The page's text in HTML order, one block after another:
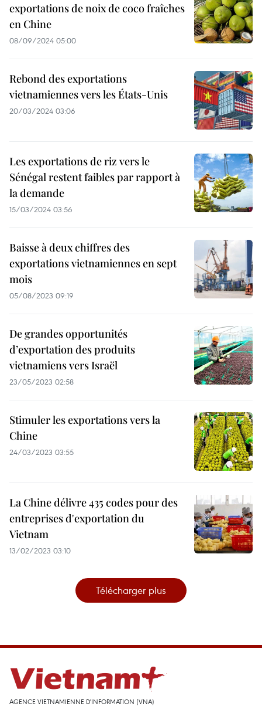
exportations de noix de coco fraîches
en Chine
08/09/2024 05:00
Rebond des exportations
vietnamiennes vers les États-Unis
20/03/2024 03:06
Les exportations de riz vers le
Sénégal restent faibles par rapport à
la demande
15/03/2024 03:56
Baisse à deux chiffres des
exportations vietnamiennes en sept
mois
05/08/2023 09:19
De grandes opportunités
d’exportation des produits
vietnamiens vers Israël
23/05/2023 02:58
Stimuler les exportations vers la
Chine
24/03/2023 03:55
La Chine délivre 435 codes pour des
entreprises d'exportation du
Vietnam
13/02/2023 03:10
Télécharger plus
AGENCE VIETNAMIENNE D'INFORMATION (VNA)